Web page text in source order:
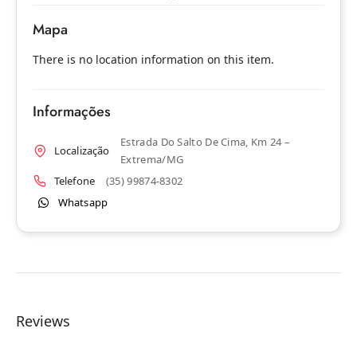
Mapa
There is no location information on this item.
Informações
Localização
Estrada Do Salto De Cima, Km 24 –
Extrema/MG
Telefone
(35) 99874-8302
Whatsapp
Reviews